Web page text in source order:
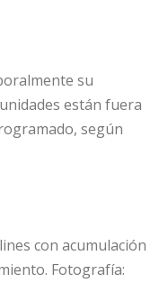
su
están fuera
según
con acumulación
Fotografía: